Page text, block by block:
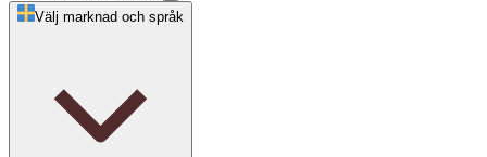
Välj marknad och språk